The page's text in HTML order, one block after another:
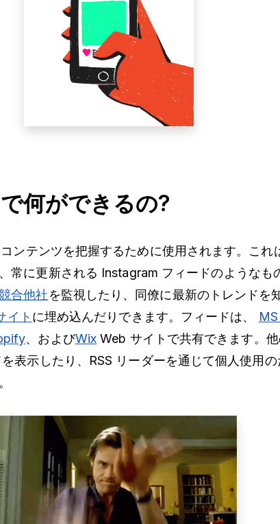
何ができるの?
ンテンツを把握するために使用されます。これ
常に更新される Instagram フィードのようなも
合他社を監視したり、同僚に最新のトレンドを
イト に埋め込んだりできます。フィードは、
、およびWix Web サイトで共有できます。
表示したり、RSS リーダーを通じて個人使用